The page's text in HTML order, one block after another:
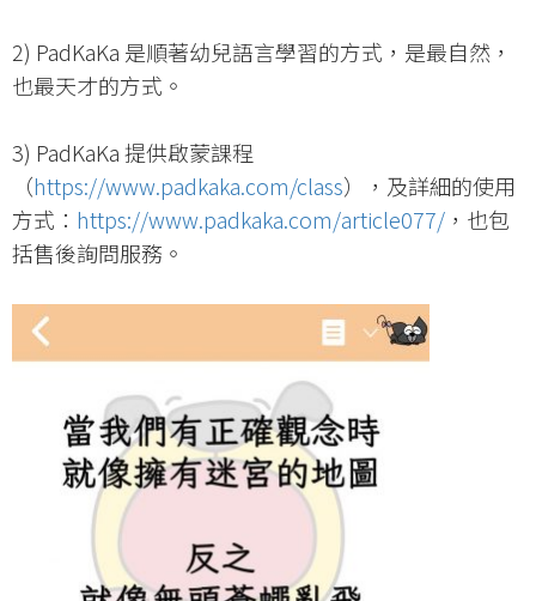
2) PadKaKa 是順著幼兒語言學習的方式，是最自然，
也最天才的方式。
3) PadKaKa 提供啟蒙課程
（https://www.padkaka.com/class），及詳細的使用
方式： https://www.padkaka.com/article077/ ，也包
括售後詢問服務。